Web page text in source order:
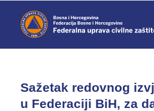
Sažetak redovnog
u Federaciji BiH, za